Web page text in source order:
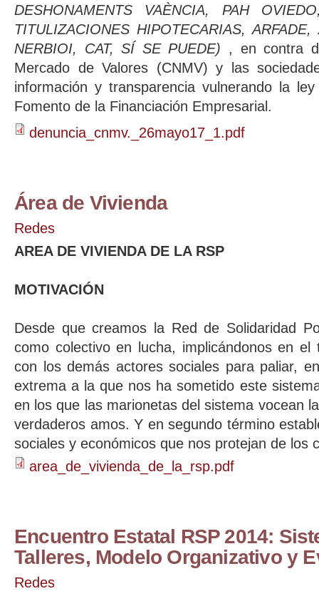
DESHONAMENTS VAÈNCIA, PAH
TITULIZACIONES HIPOTECARIAS,
NERBIOI, CAT, SÍ SE PUEDE) , en contra
Mercado de Valores (CNMV) y las
información y transparencia vulnerando la
Fomento de la Financiación Empresarial.
denuncia_cnmv._26mayo17_1.pdf
Área de Vivienda
Redes
AREA DE VIVIENDA DE LA RSP
MOTIVACIÓN
Desde que creamos la Red de Solidaridad
como colectivo en lucha, implicándonos en el
con los demás actores sociales para paliar,
extrema a la que nos ha sometido este
en los que las marionetas del sistema vocean
verdaderos amos. Y en segundo término
sociales y económicos que nos protejan de los
area_de_vivienda_de_la_rsp.pdf
Encuentro Estatal RSP 2014:
Talleres, Modelo Organizativo y
Redes